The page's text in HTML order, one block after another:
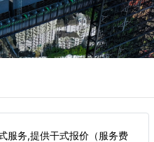
服务,提供干式报价（服务费